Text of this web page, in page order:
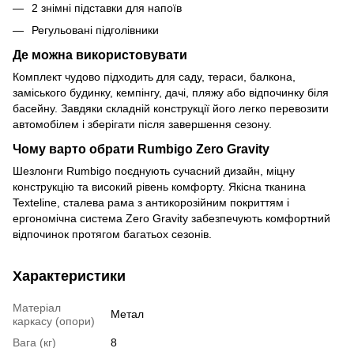
2 знімні підставки для напоїв
Регульовані підголівники
Де можна використовувати
Комплект чудово підходить для саду, тераси, балкона,
заміського будинку, кемпінгу, дачі, пляжу або відпочинку біля
басейну. Завдяки складній конструкції його легко перевозити
автомобілем і зберігати після завершення сезону.
Чому варто обрати Rumbigo Zero Gravity
Шезлонги Rumbigo поєднують сучасний дизайн, міцну
конструкцію та високий рівень комфорту. Якісна тканина
Texteline, сталева рама з антикорозійним покриттям і
ергономічна система Zero Gravity забезпечують комфортний
відпочинок протягом багатьох сезонів.
Характеристики
Матеріал
каркасу (опори)
Метал
Вага (кг) 8